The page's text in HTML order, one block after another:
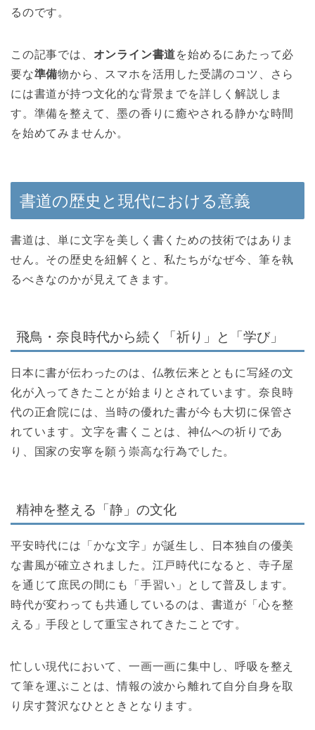
るのです。
この記事では、 オンライン書道を始めるにあたって必
要な準備物から、スマホを活用した受講のコツ、さら
には書道が持つ文化的な背景までを詳しく解説しま
す。準備を整えて、墨の香りに癒やされる静かな時間
を始めてみませんか。
書道の歴史と現代における意義
書道は、単に文字を美しく書くための技術ではありま
せん。その歴史を紐解くと、私たちがなぜ今、筆を執
るべきなのかが見えてきます。
飛鳥・奈良時代から続く「祈り」と「学び」
日本に書が伝わったのは、仏教伝来とともに写経の文
化が入ってきたことが始まりとされています。奈良時
代の正倉院には、当時の優れた書が今も大切に保管さ
れています。文字を書くことは、神仏への祈りであ
り、国家の安寧を願う崇高な行為でした。
精神を整える「静」の文化
平安時代には「かな文字」が誕生し、日本独自の優美
な書風が確立されました。江戸時代になると、寺子屋
を通じて庶民の間にも「手習い」として普及します。
時代が変わっても共通しているのは、書道が「心を整
える」手段として重宝されてきたことです。
忙しい現代において、一画一画に集中し、呼吸を整え
て筆を運ぶことは、情報の波から離れて自分自身を取
り戻す贅沢なひとときとなります。